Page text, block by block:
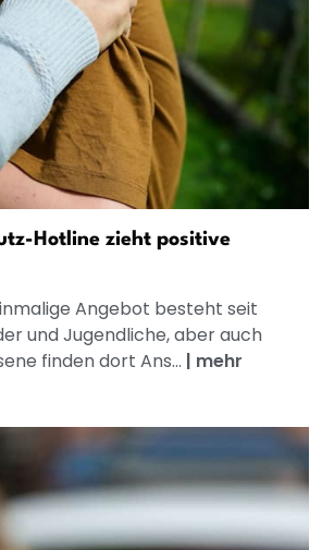
Hotline zieht positive
Angebot besteht seit
und Jugendliche, aber auch
finden dort Ans... | mehr